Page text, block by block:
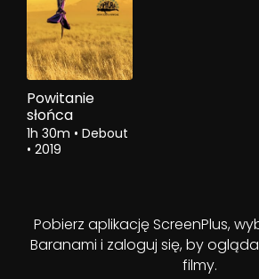
Powitanie
słońca
1h 30m • Debout
• 2019
Pobierz aplikację ScreenPlus,
Baranami i zaloguj się, by
filmy.